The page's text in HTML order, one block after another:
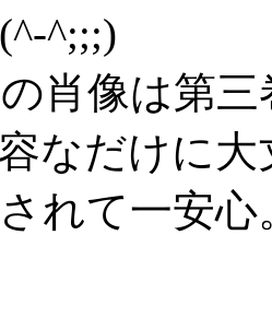
^;;;)
肖像は第
なだけに
れて一安心